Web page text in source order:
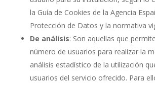
la Guía de Cookies de la Agencia
Protección de Datos y la normativa
De análisis: Son aquellas que
número de usuarios para realizar la
análisis estadístico de la utilización
usuarios del servicio ofrecido. Para